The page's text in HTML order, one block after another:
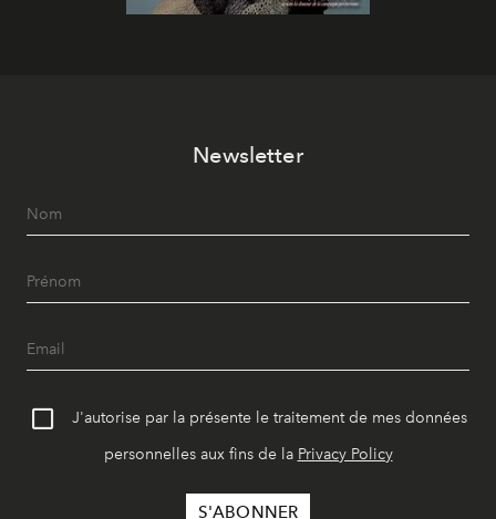
Newsletter
J'autorise par la présente le traitement de mes données
personnelles aux fins de la Privacy Policy